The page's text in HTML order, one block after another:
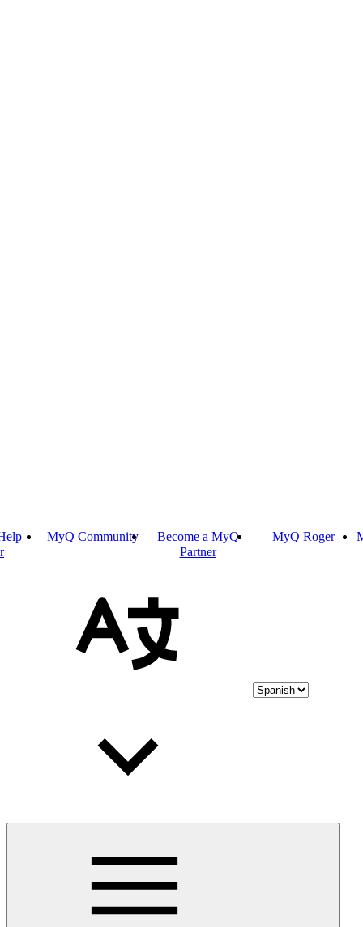
MyQ Community
Become a MyQ
Partner
MyQ Roger